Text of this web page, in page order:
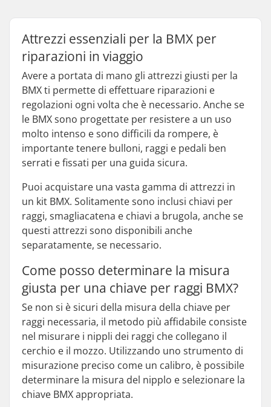
Attrezzi essenziali per la BMX per
riparazioni in viaggio
Avere a portata di mano gli attrezzi giusti per la
BMX ti permette di effettuare riparazioni e
regolazioni ogni volta che è necessario. Anche se
le BMX sono progettate per resistere a un uso
molto intenso e sono difficili da rompere, è
importante tenere bulloni, raggi e pedali ben
serrati e fissati per una guida sicura.
Puoi acquistare una vasta gamma di attrezzi in
un kit BMX. Solitamente sono inclusi chiavi per
raggi, smagliacatena e chiavi a brugola, anche se
questi attrezzi sono disponibili anche
separatamente, se necessario.
Come posso determinare la misura
giusta per una chiave per raggi BMX?
Se non si è sicuri della misura della chiave per
raggi necessaria, il metodo più affidabile consiste
nel misurare i nippli dei raggi che collegano il
cerchio e il mozzo. Utilizzando uno strumento di
misurazione preciso come un calibro, è possibile
determinare la misura del nipplo e selezionare la
chiave BMX appropriata.